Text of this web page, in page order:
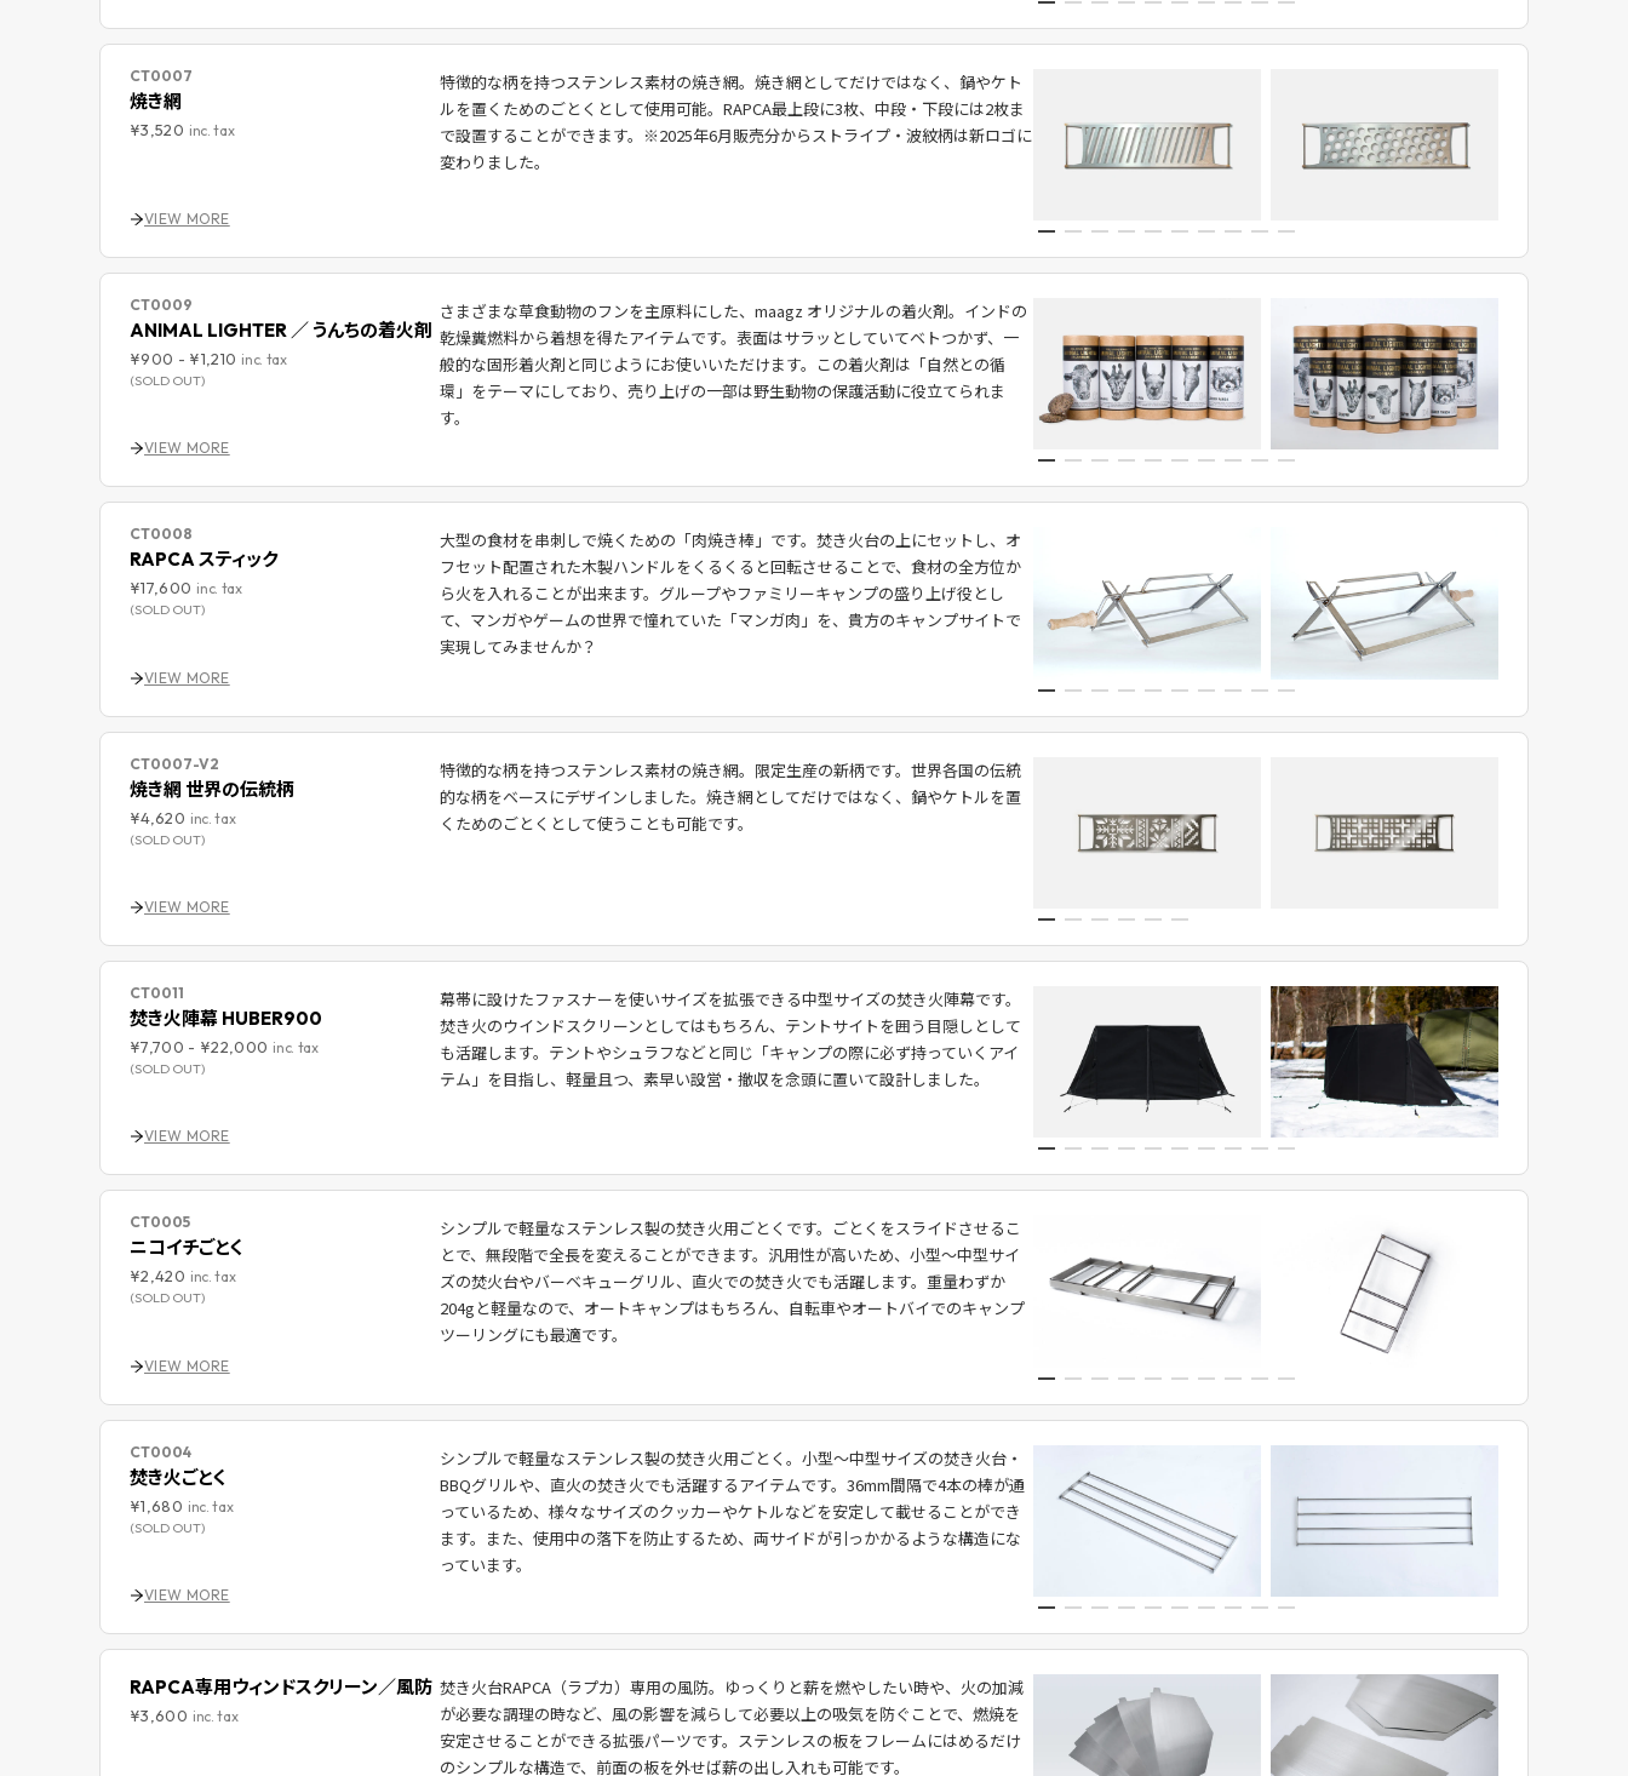
CT0007
焼き網
¥3,520 inc. tax
特徴的な柄を持つステンレス素材の焼き網。焼き網としてだけではなく、鍋やケト
ルを置くためのごとくとして使用可能。RAPCA最上段に3枚、中段・下段には2枚ま
で設置することができます。※2025年6月販売分からストライプ・波紋柄は新ロゴに
変わりました。
VIEW MORE
CT0009
ANIMAL LIGHTER ／ うんちの着火剤
¥900 - ¥1,210 inc. tax
(SOLD OUT)
さまざまな草食動物のフンを主原料にした、maagz オリジナルの着火剤。インドの
乾燥糞燃料から着想を得たアイテムです。表面はサラッとしていてベトつかず、一
般的な固形着火剤と同じようにお使いいただけます。この着火剤は「自然との循
環」をテーマにしており、売り上げの一部は野生動物の保護活動に役立てられま
す。
VIEW MORE
CT0008
RAPCA スティック
¥17,600 inc. tax
(SOLD OUT)
大型の食材を串刺しで焼くための「肉焼き棒」です。焚き火台の上にセットし、オ
フセット配置された木製ハンドルをくるくると回転させることで、食材の全方位か
ら火を入れることが出来ます。グループやファミリーキャンプの盛り上げ役とし
て、マンガやゲームの世界で憧れていた「マンガ肉」を、貴方のキャンプサイトで
実現してみませんか？
VIEW MORE
CT0007-V2
焼き網 世界の伝統柄
¥4,620 inc. tax
(SOLD OUT)
特徴的な柄を持つステンレス素材の焼き網。限定生産の新柄です。世界各国の伝統
的な柄をベースにデザインしました。焼き網としてだけではなく、鍋やケトルを置
くためのごとくとして使うことも可能です。
VIEW MORE
CT0011
焚き火陣幕 HUBER900
¥7,700 - ¥22,000 inc. tax
(SOLD OUT)
幕帯に設けたファスナーを使いサイズを拡張できる中型サイズの焚き火陣幕です。
焚き火のウインドスクリーンとしてはもちろん、テントサイトを囲う目隠しとして
も活躍します。テントやシュラフなどと同じ「キャンプの際に必ず持っていくアイ
テム」を目指し、軽量且つ、素早い設営・撤収を念頭に置いて設計しました。
VIEW MORE
CT0005
ニコイチごとく
¥2,420 inc. tax
(SOLD OUT)
シンプルで軽量なステンレス製の焚き火用ごとくです。ごとくをスライドさせるこ
とで、無段階で全長を変えることができます。汎用性が高いため、小型〜中型サイ
ズの焚火台やバーベキューグリル、直火での焚き火でも活躍します。重量わずか
204gと軽量なので、オートキャンプはもちろん、自転車やオートバイでのキャンプ
ツーリングにも最適です。
VIEW MORE
CT0004
焚き火ごとく
¥1,680 inc. tax
(SOLD OUT)
シンプルで軽量なステンレス製の焚き火用ごとく。小型〜中型サイズの焚き火台・
BBQグリルや、直火の焚き火でも活躍するアイテムです。36mm間隔で4本の棒が通
っているため、様々なサイズのクッカーやケトルなどを安定して載せることができ
ます。また、使用中の落下を防止するため、両サイドが引っかかるような構造にな
っています。
VIEW MORE
RAPCA専用ウィンドスクリーン／風防
¥3,600 inc. tax
焚き火台RAPCA（ラプカ）専用の風防。ゆっくりと薪を燃やしたい時や、火の加減
が必要な調理の時など、風の影響を減らして必要以上の吸気を防ぐことで、燃焼を
安定させることができる拡張パーツです。ステンレスの板をフレームにはめるだけ
のシンプルな構造で、前面の板を外せば薪の出し入れも可能です。